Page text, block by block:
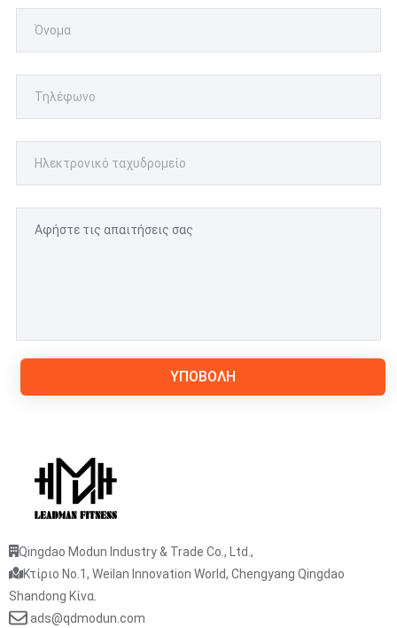
ΥΠΟΒΟΛΉ
Qingdao Modun Industry & Trade Co., Ltd.,
Κτίριο No.1, Weilan Innovation World, Chengyang Qingdao
Shandong Κίνα.
ads@qdmodun.com